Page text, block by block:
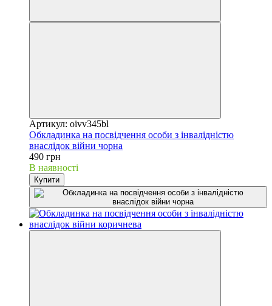
Артикул: oivv345bl
Обкладинка на посвідчення особи з інвалідністю
внаслідок війни чорна
490 грн
В наявності
Купити